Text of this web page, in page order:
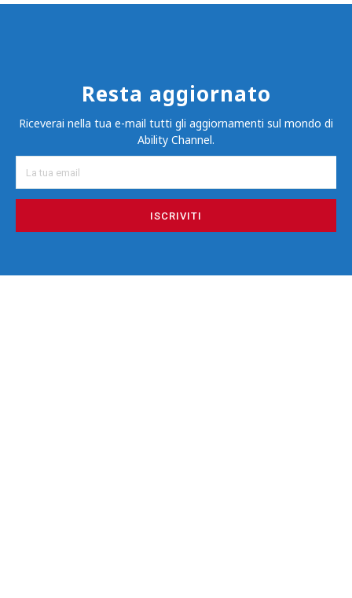
Resta aggiornato
Riceverai nella tua e-mail tutti gli aggiornamenti sul mondo di
Ability Channel.
ISCRIVITI